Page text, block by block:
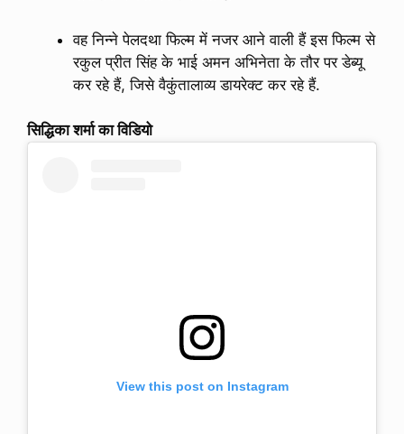
वह निन्ने पेलदथा फिल्म में नजर आने वाली हैं इस फिल्म से
रकुल प्रीत सिंह के भाई अमन अभिनेता के तौर पर डेब्यू
कर रहे हैं, जिसे वैकुंतालाव्य डायरेक्ट कर रहे हैं.
सिद्धिका शर्मा का विडियो
View this post on Instagram